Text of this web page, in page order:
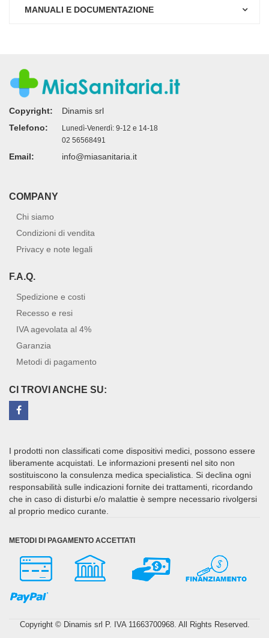
MANUALI E DOCUMENTAZIONE
Copyright:
Dinamis srl
Telefono:
Lunedì-Venerdì: 9-12 e 14-18
02 56568491
Email: info@miasanitaria.it
COMPANY
Chi siamo
Condizioni di vendita
Privacy e note legali
F.A.Q.
Spedizione e costi
Recesso e resi
IVA agevolata al 4%
Garanzia
Metodi di pagamento
CI TROVI ANCHE SU:
I prodotti non classificati come dispositivi medici, possono essere
liberamente acquistati. Le informazioni presenti nel sito non
sostituiscono la consulenza medica specialistica. Si declina ogni
responsabilità sulle indicazioni fornite dei trattamenti, ricordando
che in caso di disturbi e/o malattie è sempre necessario rivolgersi
al proprio medico curante.
METODI DI PAGAMENTO ACCETTATI
Copyright © Dinamis srl P. IVA 11663700968. All Rights Reserved.